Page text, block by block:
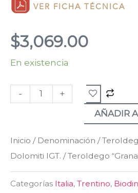
VER FICHA TÉCNICA
$3,069.00
En existencia
-
Teroldego
2010
+
AÑADIR
Inicio / Denominación /
Dolomiti IGT. / Teroldego
Categorías Italia, Trentino,